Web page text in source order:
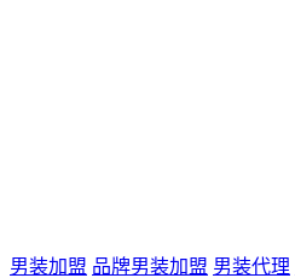
男装加盟 品牌男装加盟 男装代理